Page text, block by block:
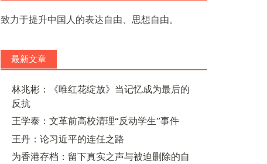
致力于提升中国人的表达自由、思想自由。
最新文章
林兆彬：《唯红花绽放》当记忆成为最后的
反抗
王学泰：文革前高校清理“反动学生”事件
王丹：论习近平的连任之路
为香港存档：留下真实之声与被迫删除的自